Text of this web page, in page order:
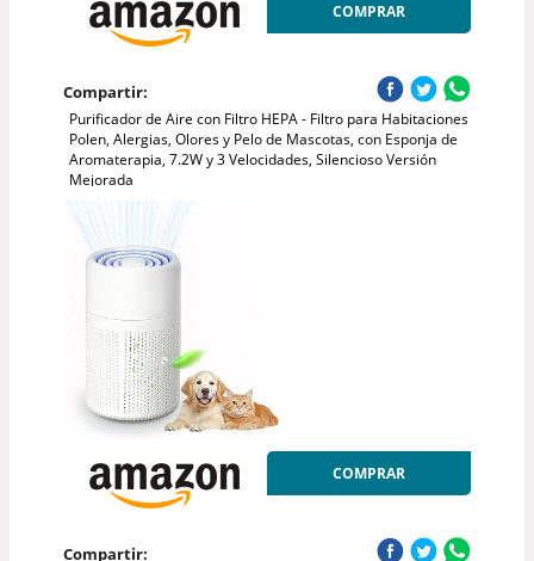
COMPRAR
Compartir:
Purificador de Aire con Filtro HEPA - Filtro para Habitaciones
Polen, Alergias, Olores y Pelo de Mascotas, con Esponja de
Aromaterapia, 7.2W y 3 Velocidades, Silencioso Versión
Mejorada
COMPRAR
Compartir: